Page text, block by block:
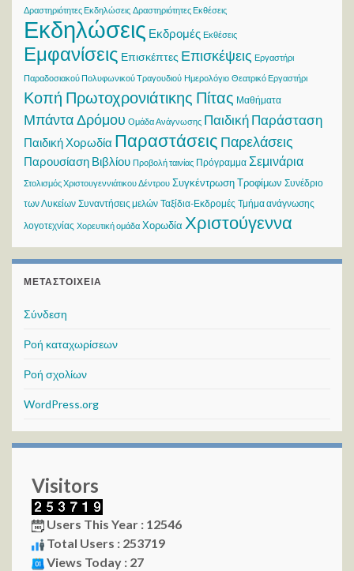
Δραστηριότητες Εκδηλώσεις Δραστηριότητες Εκθέσεις
Εκδηλώσεις Εκδρομές Εκθέσεις
Εμφανίσεις Επισκέπτες Επισκέψεις Εργαστήρι
Παραδοσιακού Πολυφωνικού Τραγουδιού Ημερολόγιο Θεατρικό Εργαστήρι
Κοπή Πρωτοχρονιάτικης Πίτας Μαθήματα
Μπάντα Δρόμου Ομάδα Ανάγνωσης Παιδική Παράσταση
Παιδική Χορωδία Παραστάσεις Παρελάσεις
Παρουσίαση Βιβλίου Προβολή ταινίας Πρόγραμμα Σεμινάρια
Στολισμός Χριστουγεννιάτικου Δέντρου Συγκέντρωση Τροφίμων Συνέδριο
των Λυκείων Συναντήσεις μελών Ταξίδια-Εκδρομές Τμήμα ανάγνωσης
λογοτεχνίας Χορευτική ομάδα Χορωδία Χριστούγεννα
ΜΕΤΑΣΤΟΙΧΕΊΑ
Σύνδεση
Ροή καταχωρίσεων
Ροή σχολίων
WordPress.org
Visitors
Users This Year : 12546
Total Users : 253719
Views Today : 27